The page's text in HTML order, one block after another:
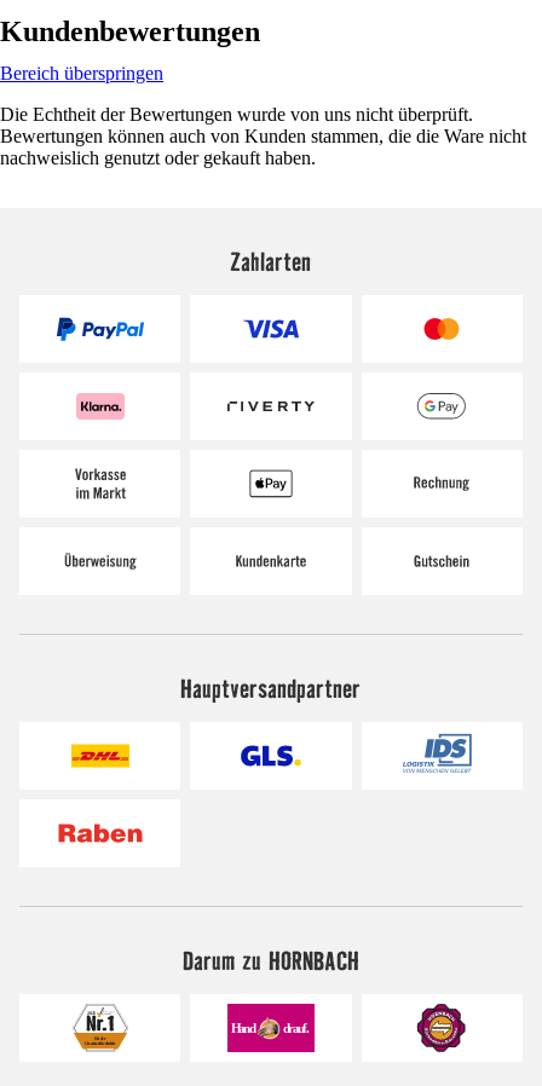
Kundenbewertungen
Bereich überspringen
Die Echtheit der Bewertungen wurde von uns nicht überprüft.
Bewertungen können auch von Kunden stammen, die die Ware nicht
nachweislich genutzt oder gekauft haben.
Zahlarten
Hauptversandpartner
Darum zu HORNBACH